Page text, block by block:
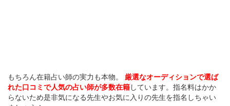
もちろん在籍占い師の実力も本物。
厳選なオーディションで選ば
れた口コミで人気の占い師が多数在籍 しています。指名料はかか
らないため是非気になる先生やお気に入りの先生を指名しちゃい